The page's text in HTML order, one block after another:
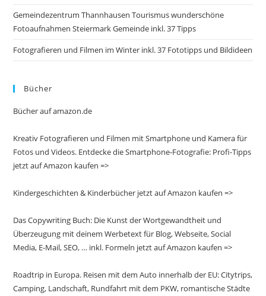
Gemeindezentrum Thannhausen Tourismus wunderschöne
Fotoaufnahmen Steiermark Gemeinde inkl. 37 Tipps
Fotografieren und Filmen im Winter inkl. 37 Fototipps und Bildideen
Bücher
Bücher auf amazon.de
Kreativ Fotografieren und Filmen mit Smartphone und Kamera für
Fotos und Videos. Entdecke die Smartphone-Fotografie: Profi-Tipps
jetzt auf Amazon kaufen =>
Kindergeschichten & Kinderbücher jetzt auf Amazon kaufen =>
Das Copywriting Buch: Die Kunst der Wortgewandtheit und
Überzeugung mit deinem Werbetext für Blog, Webseite, Social
Media, E-Mail, SEO, … inkl. Formeln jetzt auf Amazon kaufen =>
Roadtrip in Europa. Reisen mit dem Auto innerhalb der EU: Citytrips,
Camping, Landschaft, Rundfahrt mit dem PKW, romantische Städte